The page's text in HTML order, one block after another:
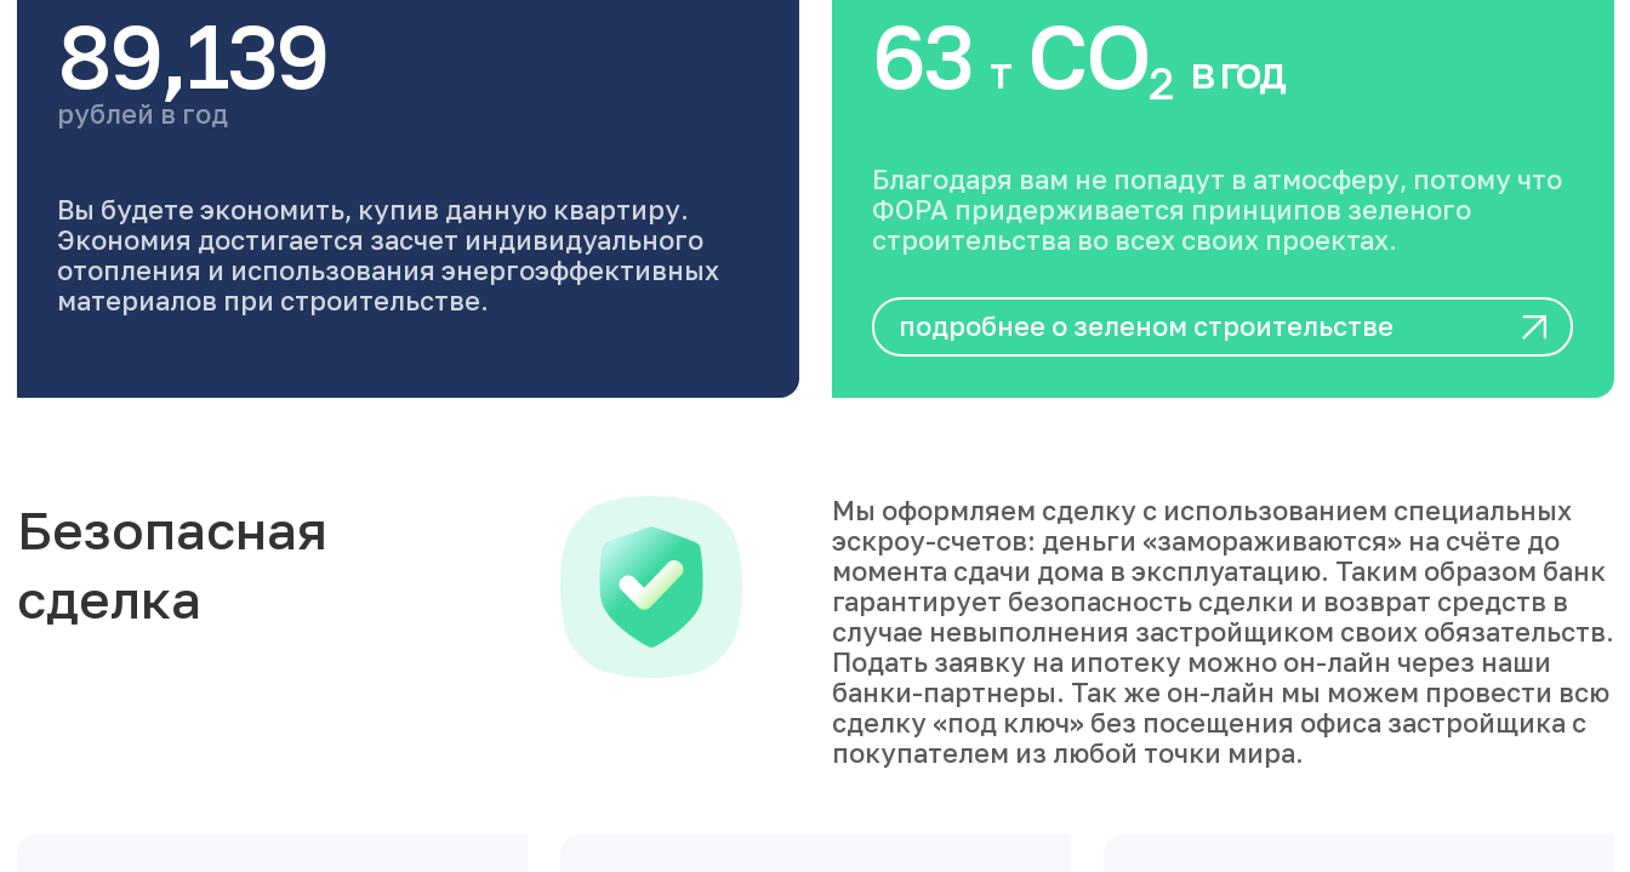
89,139
рублей в год
Вы будете экономить, купив данную квартиру.
Экономия достигается засчет индивидуального
отопления и использования энергоэффективных
материалов при строительстве.
63 тCO2 в год
Благодаря вам не попадут в атмосферу, потому что
ФОРА придерживается принципов зеленого
строительства во всех своих проектах.
подробнее о зеленом строительстве
Безопасная
сделка
Мы оформляем сделку с использованием специальных
эскроу-счетов: деньги «замораживаются» на счёте до
момента сдачи дома в эксплуатацию. Таким образом банк
гарантирует безопасность сделки и возврат средств в
случае невыполнения застройщиком своих обязательств.
Подать заявку на ипотеку можно он-лайн через наши
банки-партнеры. Так же он-лайн мы можем провести всю
сделку «под ключ» без посещения офиса застройщика с
покупателем из любой точки мира.